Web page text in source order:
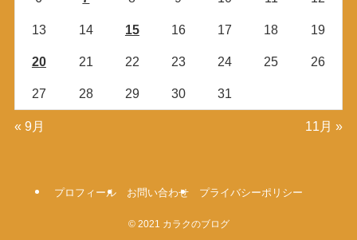
13 14 15 16 17 18 19
20 21 22 23 24 25 26
27 28 29 30 31
« 9月 11月 »
プロフィール お問い合わせ プライバシーポリシー
©2021 カラクのブログ